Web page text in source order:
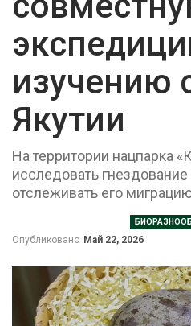
изучению
Якутии
На территории нацпарка
исследовать
отслеживать его
Опубликовано Май 22, 2026